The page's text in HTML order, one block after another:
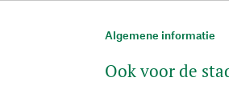
Algemene informatie
Ook voor de